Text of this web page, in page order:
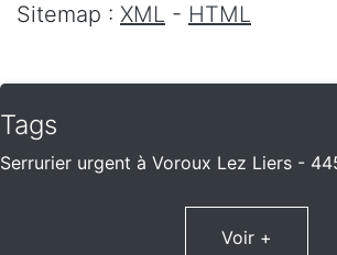
Sitemap : XML - HTML
Tags
Serrurier urgent à Voroux Lez Liers -
Voir +